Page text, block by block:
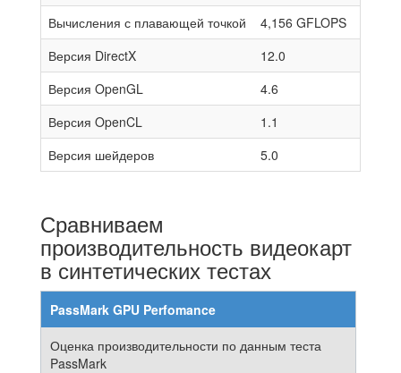
Вычисления с плавающей точкой
4,156 GFLOPS
Версия DirectX
12.0
Версия OpenGL
4.6
Версия OpenCL
1.1
Версия шейдеров
5.0
Сравниваем
производительность видеокарт
в синтетических тестах
PassMark GPU Perfomance
Оценка производительности по данным теста
PassMark